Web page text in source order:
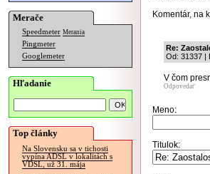
Merače
Speedmeter Merania
Pingmeter
Googlemeter
Hľadanie
Top články
Na Slovensku sa v tichosti
vypína ADSL v lokalitách s
VDSL, už 31. mája
Komentár, na
Re:
Od: 31337 |
V čom
Odpovedať
Meno:
Titulok: